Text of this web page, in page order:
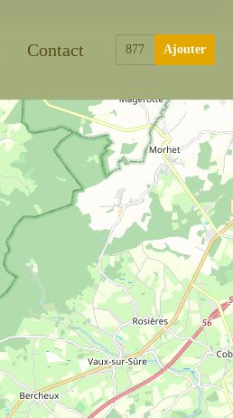
Contact 877 Ajouter